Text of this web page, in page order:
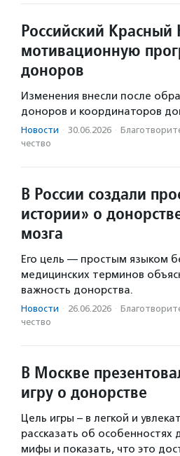
Российский Красный
мотивационную
доноров
Изменения внесли после
доноров и координаторов
Новости · 30.06.2026 ·
чест­во
В России создали
истории» о
мозга
Его цель — простым языком
медицинских терминов
важность донорства.
Новости · 26.06.2026 ·
чест­во
В Москве
игру о донорстве
Цель игры – в легкой и
рассказать об особенностях
мифы и показать, что это